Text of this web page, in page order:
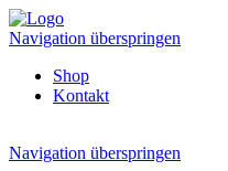
Navigation überspringen
Shop
Kontakt
Navigation überspringen